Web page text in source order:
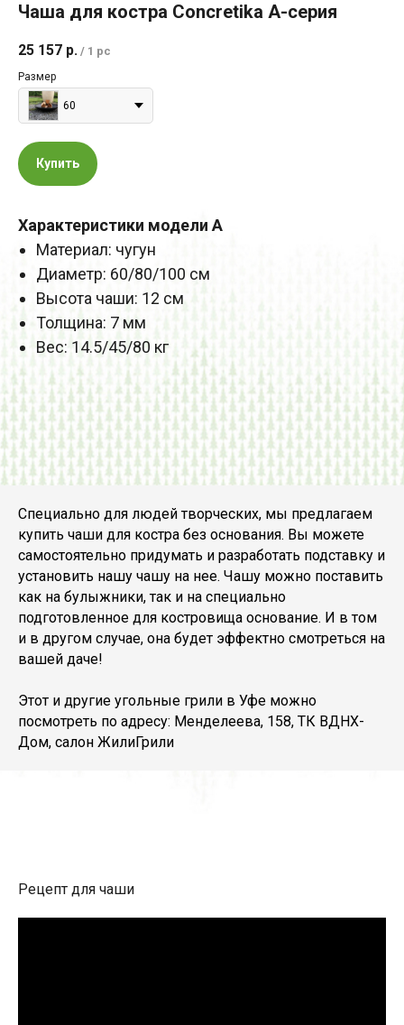
Чаша для костра Concretika A-серия
25 157 р. / 1 pc
Размер
60
Купить
Характеристики модели A
Материал: чугун
Диаметр: 60/80/100 см
Высота чаши: 12 см
Толщина: 7 мм
Вес: 14.5/45/80 кг
Специально для людей творческих, мы предлагаем
купить чаши для костра без основания. Вы можете
самостоятельно придумать и разработать подставку и
установить нашу чашу на нее. Чашу можно поставить
как на булыжники, так и на специально
подготовленное для костровища основание. И в том
и в другом случае, она будет эффектно смотреться на
вашей даче!
Этот и другие угольные грили в Уфе можно
посмотреть по адресу: Менделеева, 158, ТК ВДНХ-
Дом, салон ЖилиГрили
Рецепт для чаши